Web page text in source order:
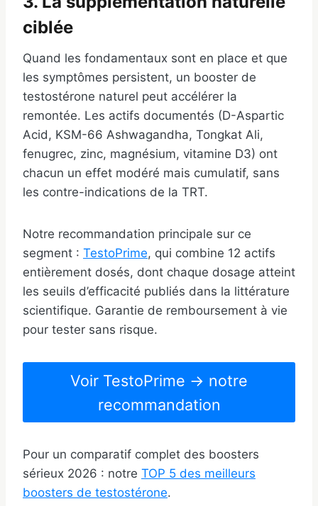
ciblée
Quand les fondamentaux sont en place et que
les symptômes persistent, un booster de
testostérone naturel peut accélérer la
remontée. Les actifs documentés (D-Aspartic
Acid, KSM-66 Ashwagandha, Tongkat Ali,
fenugrec, zinc, magnésium, vitamine D3) ont
chacun un effet modéré mais cumulatif, sans
les contre-indications de la TRT.
Notre recommandation principale sur ce
segment : TestoPrime, qui combine 12 actifs
entièrement dosés, dont chaque dosage atteint
les seuils d’efficacité publiés dans la littérature
scientifique. Garantie de remboursement à vie
pour tester sans risque.
Voir TestoPrime → notre
recommandation
Pour un comparatif complet des boosters
sérieux 2026 : notre TOP 5 des meilleurs
boosters de testostérone.